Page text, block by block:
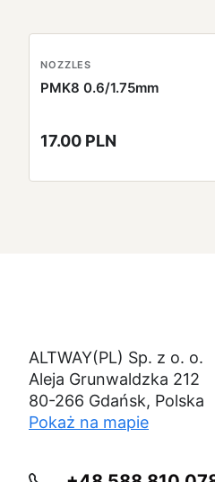
NOZZLES
PMK8 0.6/1.75mm
17.00 PLN
ALTWAY(PL) Sp. z o. o.
Aleja Grunwaldzka 212
80-266 Gdańsk, Polska
Pokaż na mapie